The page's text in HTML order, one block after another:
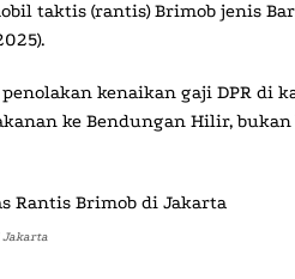
taktis (rantis) Brimob jenis
kenaikan gaji DPR di
ke Bendungan Hilir,
Jakarta